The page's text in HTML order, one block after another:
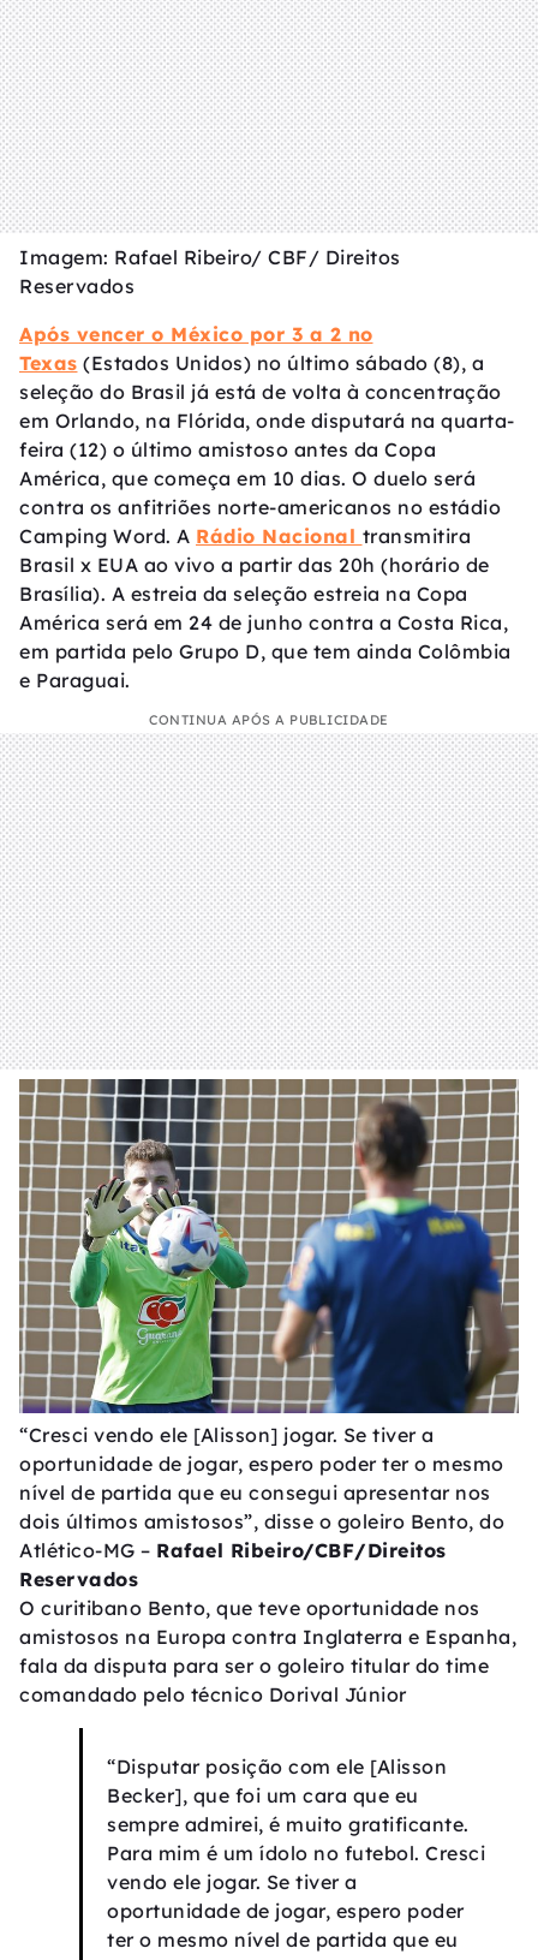
Imagem: Rafael Ribeiro/ CBF/ Direitos
Reservados
Após vencer o México por 3 a 2 no
Texas (Estados Unidos) no último sábado (8), a
seleção do Brasil já está de volta à concentração
em Orlando, na Flórida, onde disputará na quarta-
feira (12) o último amistoso antes da Copa
América, que começa em 10 dias. O duelo será
contra os anfitriões norte-americanos no estádio
Camping Word. A Rádio Nacional transmitira
Brasil x EUA ao vivo a partir das 20h (horário de
Brasília). A estreia da seleção estreia na Copa
América será em 24 de junho contra a Costa Rica,
em partida pelo Grupo D, que tem ainda Colômbia
e Paraguai.
CONTINUA APÓS A PUBLICIDADE
“Cresci vendo ele [Alisson] jogar. Se tiver a
oportunidade de jogar, espero poder ter o mesmo
nível de partida que eu consegui apresentar nos
dois últimos amistosos”, disse o goleiro Bento, do
Atlético-MG – Rafael Ribeiro/CBF/Direitos
Reservados
O curitibano Bento, que teve oportunidade nos
amistosos na Europa contra Inglaterra e Espanha,
fala da disputa para ser o goleiro titular do time
comandado pelo técnico Dorival Júnior
“Disputar posição com ele [Alisson
Becker], que foi um cara que eu
sempre admirei, é muito gratificante.
Para mim é um ídolo no futebol. Cresci
vendo ele jogar. Se tiver a
oportunidade de jogar, espero poder
ter o mesmo nível de partida que eu